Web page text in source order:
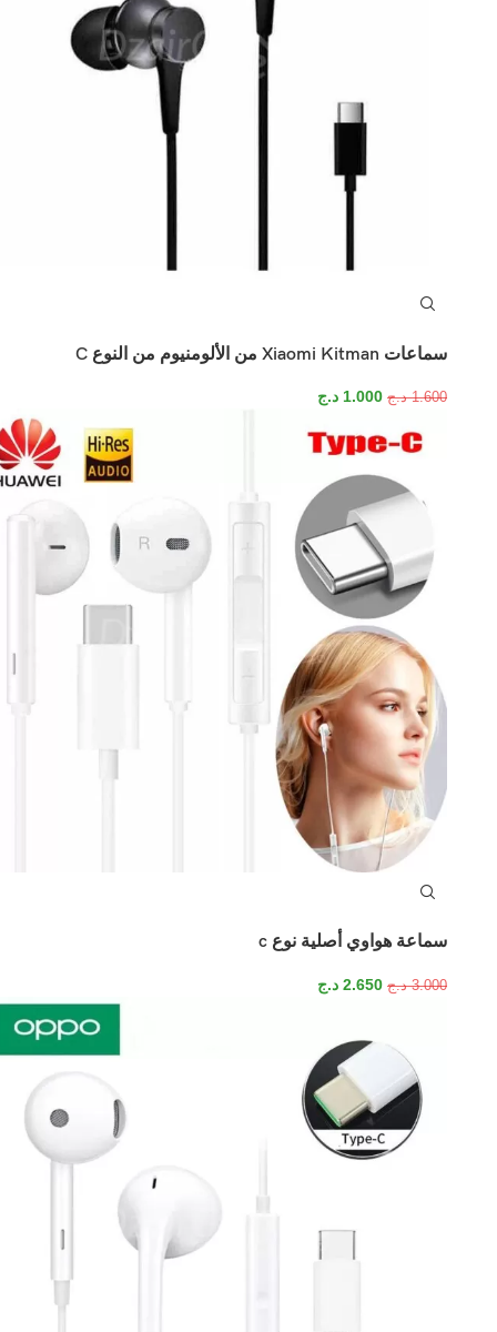
سماعات Xiaomi Kitman من الألومنيوم من النوع C
1.600 د.ج 1.000 د.ج
سماعة هواوي أصلية نوع c
3.000 د.ج 2.650 د.ج